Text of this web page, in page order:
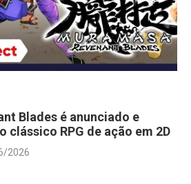
Blades é anunciado e
clássico RPG de ação em 2D
2026